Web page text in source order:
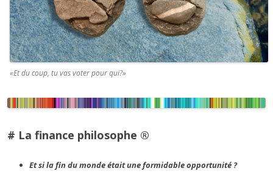
«Et du coup, tu vas voter pour qui?»
# La finance philosophe ®
Et si la fin du monde était une formidable opportunité ?